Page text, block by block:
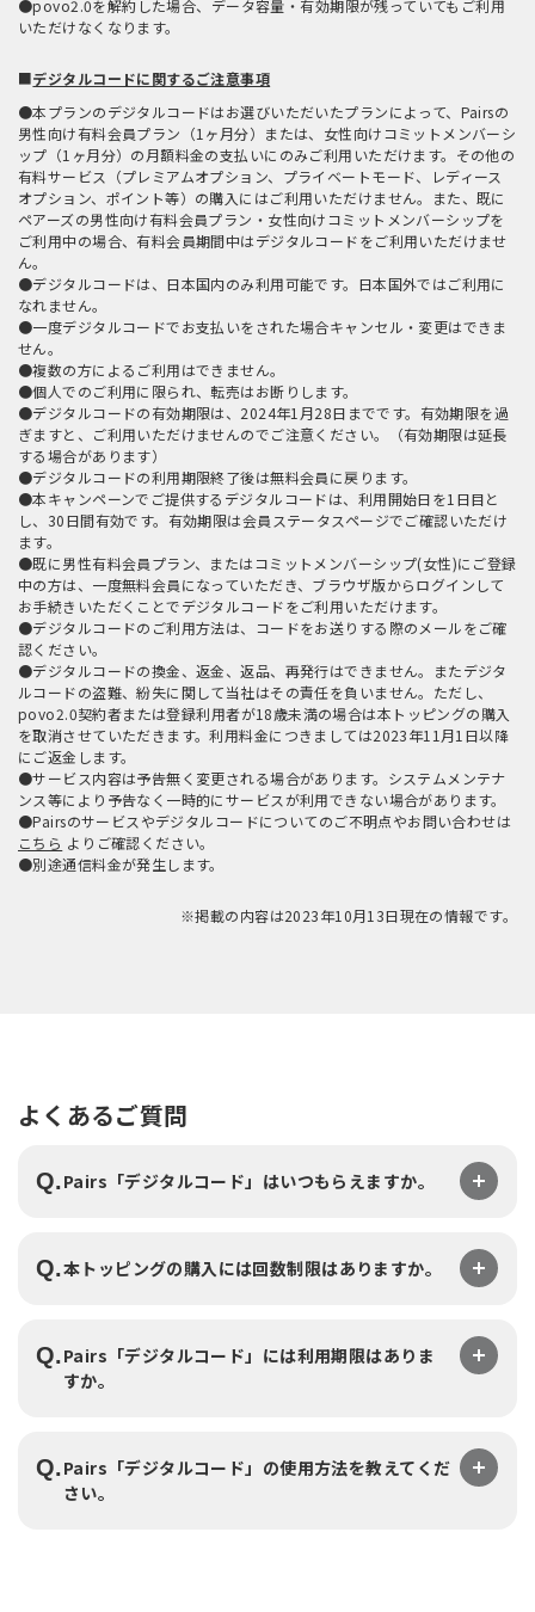
●povo2.0を解約した場合、データ容量・有効期限が残っていてもご利用
いただけなくなります。
■デジタルコードに関するご注意事項
●本プランのデジタルコードはお選びいただいたプランによって、Pairsの
男性向け有料会員プラン（1ヶ月分）または、女性向けコミットメンバーシ
ップ（1ヶ月分）の月額料金の支払いにのみご利用いただけます。その他の
有料サービス（プレミアムオプション、プライベートモード、レディース
オプション、ポイント等）の購入にはご利用いただけません。また、既に
ペアーズの男性向け有料会員プラン・女性向けコミットメンバーシップを
ご利用中の場合、有料会員期間中はデジタルコードをご利用いただけませ
ん。
●デジタルコードは、日本国内のみ利用可能です。日本国外ではご利用に
なれません。
●一度デジタルコードでお支払いをされた場合キャンセル・変更はできま
せん。
●複数の方によるご利用はできません。
●個人でのご利用に限られ、転売はお断りします。
●デジタルコードの有効期限は、2024年1月28日までです。有効期限を過
ぎますと、ご利用いただけませんのでご注意ください。（有効期限は延長
する場合があります）
●デジタルコードの利用期限終了後は無料会員に戻ります。
●本キャンペーンでご提供するデジタルコードは、利用開始日を1日目と
し、30日間有効です。有効期限は会員ステータスページでご確認いただけ
ます。
●既に男性有料会員プラン、またはコミットメンバーシップ(女性)にご登録
中の方は、一度無料会員になっていただき、ブラウザ版からログインして
お手続きいただくことでデジタルコードをご利用いただけます。
●デジタルコードのご利用方法は、コードをお送りする際のメールをご確
認ください。
●デジタルコードの換金、返金、返品、再発行はできません。またデジタ
ルコードの盗難、紛失に関して当社はその責任を負いません。ただし、
povo2.0契約者または登録利用者が18歳未満の場合は本トッピングの購入
を取消させていただきます。利用料金につきましては2023年11月1日以降
にご返金します。
●サービス内容は予告無く変更される場合があります。システムメンテナ
ンス等により予告なく一時的にサービスが利用できない場合があります。
●Pairsのサービスやデジタルコードについてのご不明点やお問い合わせは
こちら よりご確認ください。
●別途通信料金が発生します。
※掲載の内容は2023年10月13日現在の情報です。
よくあるご質問
Q.Pairs「デジタルコード」はいつもらえますか。
Q.本トッピングの購入には回数制限はありますか。
Q.Pairs「デジタルコード」には利用期限はありま
すか。
Q.Pairs「デジタルコード」の使用方法を教えてくだ
さい。